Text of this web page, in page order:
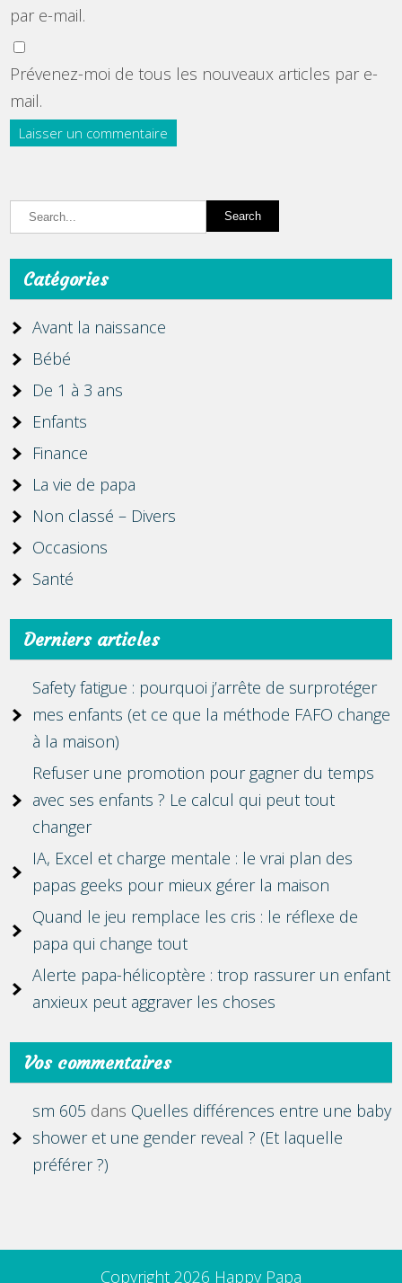
par e-mail.
Prévenez-moi de tous les nouveaux articles par e-
mail.
Catégories
Avant la naissance
Bébé
De 1 à 3 ans
Enfants
Finance
La vie de papa
Non classé – Divers
Occasions
Santé
Derniers articles
Safety fatigue : pourquoi j’arrête de surprotéger
mes enfants (et ce que la méthode FAFO change
à la maison)
Refuser une promotion pour gagner du temps
avec ses enfants ? Le calcul qui peut tout
changer
IA, Excel et charge mentale : le vrai plan des
papas geeks pour mieux gérer la maison
Quand le jeu remplace les cris : le réflexe de
papa qui change tout
Alerte papa-hélicoptère : trop rassurer un enfant
anxieux peut aggraver les choses
Vos commentaires
sm 605 dans Quelles différences entre une baby
shower et une gender reveal ? (Et laquelle
préférer ?)
Copyright 2026 Happy Papa